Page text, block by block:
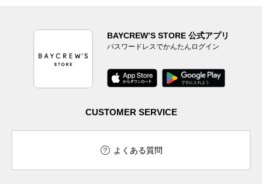
BAYCREW’S STORE 公式アプリ
パスワードレスでかんたんログイン
CUSTOMER SERVICE
よくある質問